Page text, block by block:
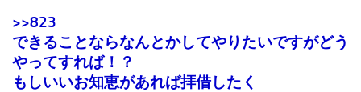
>>823
できることならなんとかしてやりたいですがどう
やってすれば！？
もしいいお知恵があれば拝借したく